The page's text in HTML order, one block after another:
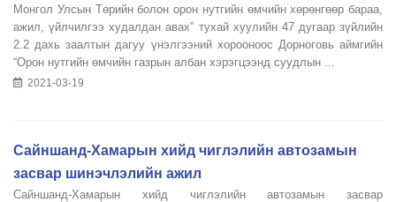
Монгол Улсын Төрийн болон орон нутгийн өмчийн хөрөнгөөр бараа,
ажил, үйлчилгээ худалдан авах” тухай хуулийн 47 дугаар зүйлийн
2.2 дахь заалтын дагуу үнэлгээний хорооноос Дорноговь аймгийн
“Орон нутгийн өмчийн газрын албан хэрэгцээнд суудлын ...
2021-03-19
Сайншанд-Хамарын хийд чиглэлийн автозамын
засвар шинэчлэлийн ажил
Сайншанд-Хамарын хийд чиглэлийн автозамын засвар